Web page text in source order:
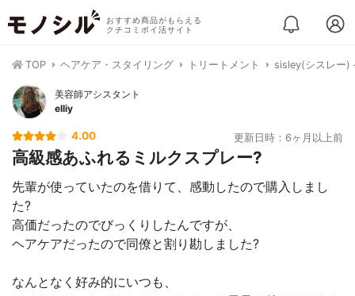
おすすめ商品がもらえる
クチコミポイ活サイト
TOP ヘアケア・スタイリング トリートメント sisley(シスレー)
美容師アシスタント
elliy
4.00 更新日時：6ヶ月以上前
高級感あふれるミルクスプレー?
先輩が使っていたのを借りて、感動したので購入しまし
た?
高価だったのでびっくりしたんですが、
ヘアケアだったので同僚と割り勘しました?
なんとなく好み的にいつも、